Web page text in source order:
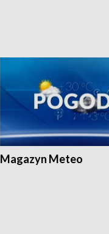
Magazyn Meteo